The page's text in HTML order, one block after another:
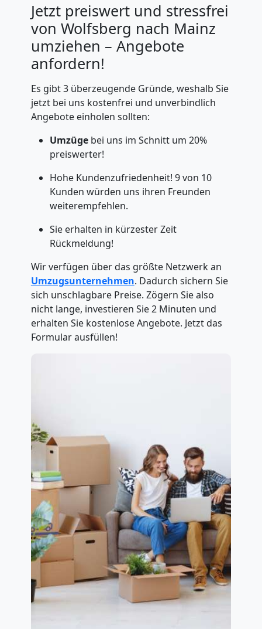
Jetzt preiswert und stressfrei
von Wolfsberg nach Mainz
umziehen – Angebote
anfordern!
Es gibt 3 überzeugende Gründe, weshalb Sie
jetzt bei uns kostenfrei und unverbindlich
Angebote einholen sollten:
Umzüge bei uns im Schnitt um 20%
preiswerter!
Hohe Kundenzufriedenheit! 9 von 10
Kunden würden uns ihren Freunden
weiterempfehlen.
Sie erhalten in kürzester Zeit
Rückmeldung!
Wir verfügen über das größte Netzwerk an
Umzugsunternehmen. Dadurch sichern Sie
sich unschlagbare Preise. Zögern Sie also
nicht lange, investieren Sie 2 Minuten und
erhalten Sie kostenlose Angebote. Jetzt das
Formular ausfüllen!